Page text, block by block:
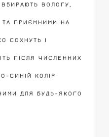
ВОЛОГУ,
ТА ПРИЄМНИМИ НА
СОХНУТЬ І
ПІСЛЯ ЧИСЛЕННИХ
СИНІЙ КОЛІР
ДЛЯ БУДЬ-ЯКОГО